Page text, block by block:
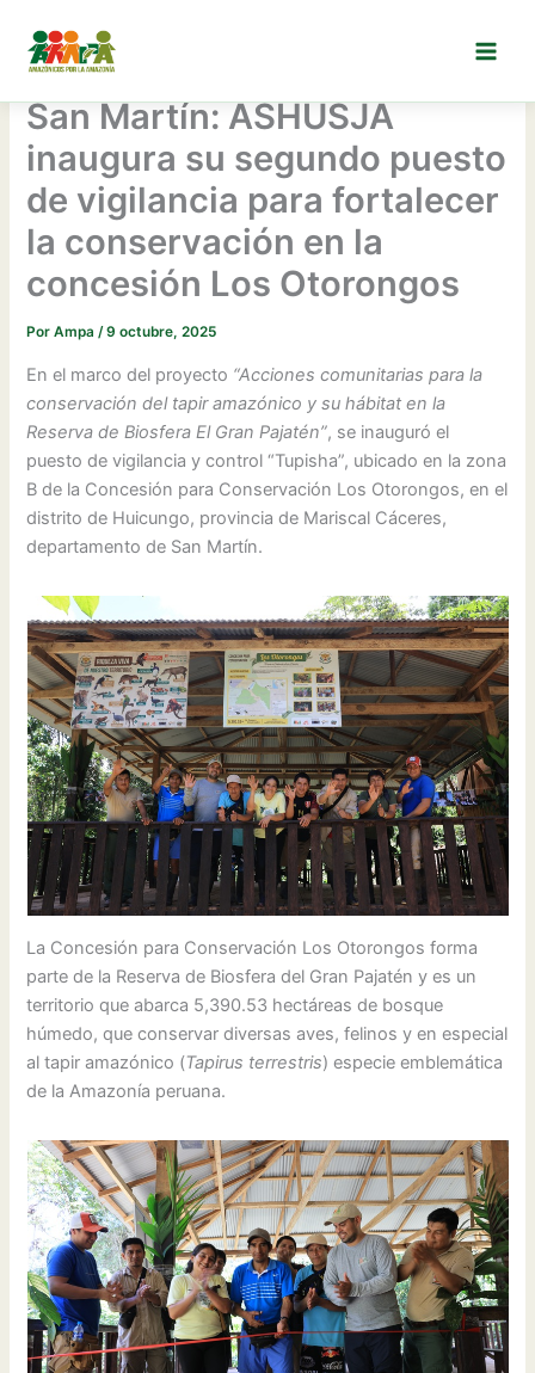
contenido
San Martín: ASHUSJA
inaugura su segundo puesto
de vigilancia para fortalecer
la conservación en la
concesión Los Otorongos
PorAmpa/9 octubre, 2025
En el marco del proyecto “Acciones comunitarias para la
conservación del tapir amazónico y su hábitat en la
Reserva de Biosfera El Gran Pajatén”, se inauguró el
puesto de vigilancia y control “Tupisha”, ubicado en la zona
B de la Concesión para Conservación Los Otorongos, en el
distrito de Huicungo, provincia de Mariscal Cáceres,
departamento de San Martín.
La Concesión para Conservación Los Otorongos forma
parte de la Reserva de Biosfera del Gran Pajatén y es un
territorio que abarca 5,390.53 hectáreas de bosque
húmedo, que conservar diversas aves, felinos y en especial
al tapir amazónico (Tapirus terrestris) especie emblemática
de la Amazonía peruana.